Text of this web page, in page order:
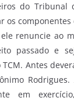
do Tribunal
os componentes
renuncie ao
passado e
Antes
em